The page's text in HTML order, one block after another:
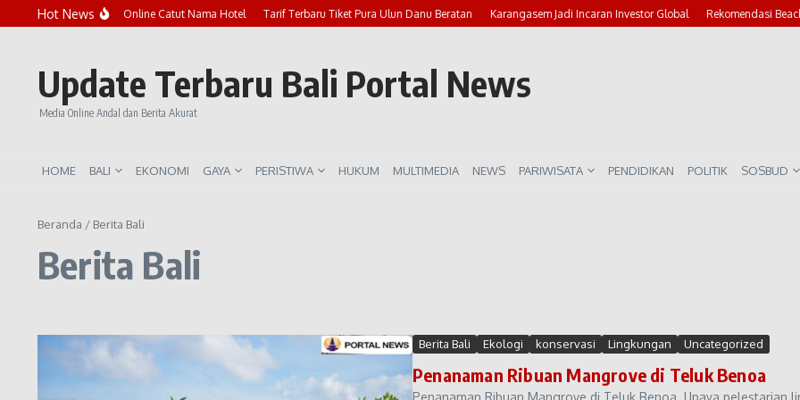
Lewati ke konten
Hot News
Marak Penipuan Online Catut Nama Hotel Tarif Terbaru Tiket Pura Ulun Danu Beratan Karangasem Jadi Incaran Investor Global Rekomendasi Beach
Update Terbaru Bali Portal News
Media Online Andal dan Berita Akurat
HOME BALI EKONOMI GAYA PERISTIWA HUKUM MULTIMEDIA NEWS PARIWISATA PENDIDIKAN POLITIK SOSBUD
Beranda / Berita Bali
Berita Bali
Berita Bali Ekologi konservasi Lingkungan Uncategorized
Penanaman Ribuan Mangrove di Teluk Benoa
Penanaman Ribuan Mangrove di Teluk Benoa. Upaya